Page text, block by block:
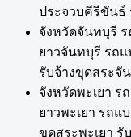
ประจวบคีรีขันธ์
จังหวัดจันทบุรี
ยาวจันทบุรี รถ
รับจ้างขุดสระจั
จังหวัดพะเยา ร
ยาวพะเยา รถแ
ขุดสระพะเยา รั